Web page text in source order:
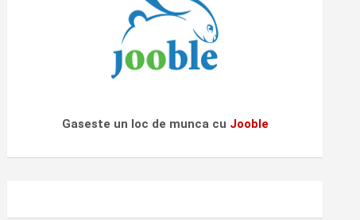
Gaseste un loc de munca cu Jooble